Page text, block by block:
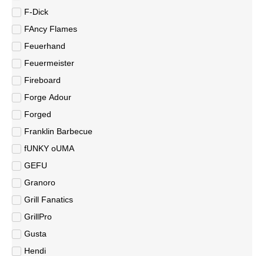
F-Dick
FAncy Flames
Feuerhand
Feuermeister
Fireboard
Forge Adour
Forged
Franklin Barbecue
fUNKY oUMA
GEFU
Granoro
Grill Fanatics
GrillPro
Gusta
Hendi